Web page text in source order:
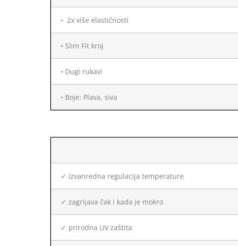
• 2x više elastičnosti
• Slim Fit kroj
• Dugi rukavi
• Boje: Plava, siva
✓ izvanredna regulacija temperature
✓ zagrijava čak i kada je mokro
✓ prirodna UV zaštita